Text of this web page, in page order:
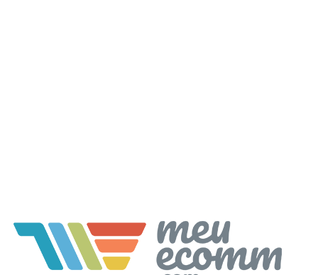
Suporte especializado